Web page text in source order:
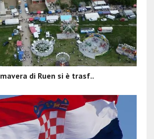
di Ruen si è trasf..